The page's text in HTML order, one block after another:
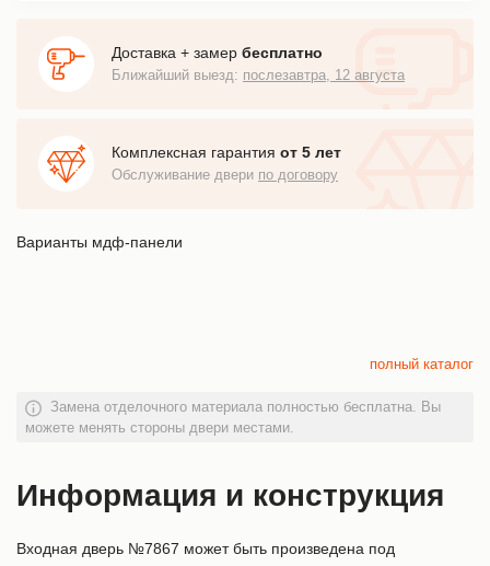
Доставка + замер бесплатно
Ближайший выезд: послезавтра, 12 августа
Комплексная гарантия от 5 лет
Обслуживание двери по договору
Варианты мдф-панели
полный каталог
Замена отделочного материала полностью бесплатна. Вы
можете менять стороны двери местами.
Информация и конструкция
Входная дверь №7867 может быть произведена под